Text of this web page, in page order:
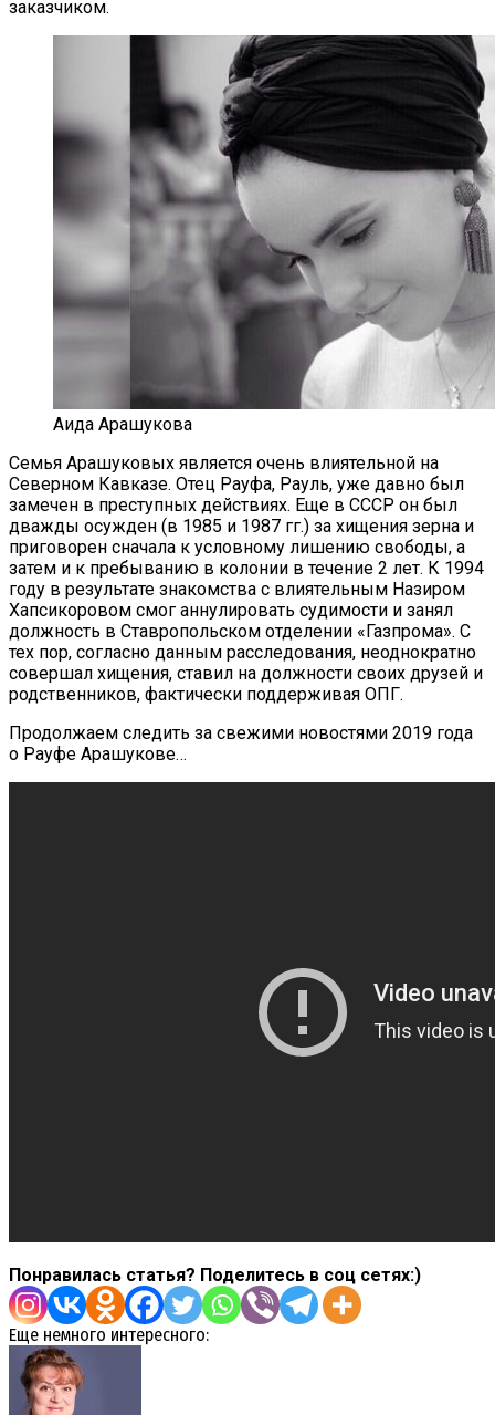
заказчиком.
Аида Арашукова
Семья Арашуковых является очень влиятельной на
Северном Кавказе. Отец Рауфа, Рауль, уже давно был
замечен в преступных действиях. Еще в СССР он был
дважды осужден (в 1985 и 1987 гг.) за хищения зерна и
приговорен сначала к условному лишению свободы, а
затем и к пребыванию в колонии в течение 2 лет. К 1994
году в результате знакомства с влиятельным Назиром
Хапсикоровом смог аннулировать судимости и занял
должность в Ставропольском отделении «Газпрома». С
тех пор, согласно данным расследования, неоднократно
совершал хищения, ставил на должности своих друзей и
родственников, фактически поддерживая ОПГ.
Продолжаем следить за свежими новостями 2019 года
о Рауфе Арашукове…
Понравилась статья? Поделитесь в соц сетях:)
Еще немного интересного: